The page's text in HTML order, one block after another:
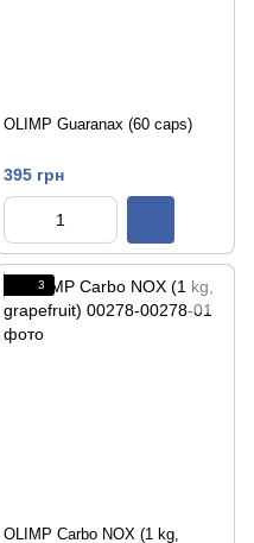
OLIMP Guaranax (60 caps)
395 грн
3
OLIMP Carbo NOX (1 kg,